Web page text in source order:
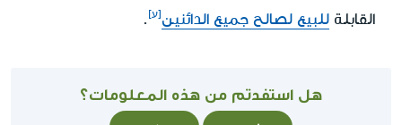
القابلة للبيع لصالح جميع الدائنين .
هل استفدتم من هذه المعلومات؟